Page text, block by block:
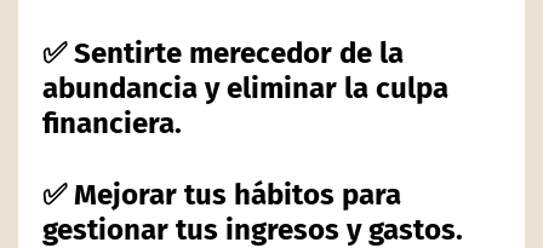
✅ Sentirte merecedor de la
abundancia y eliminar la culpa
financiera.
✅ Mejorar tus hábitos para
gestionar tus ingresos y gastos.